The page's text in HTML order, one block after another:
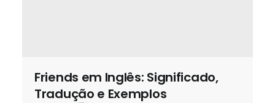
Friends em Inglês: Significado,
Tradução e Exemplos